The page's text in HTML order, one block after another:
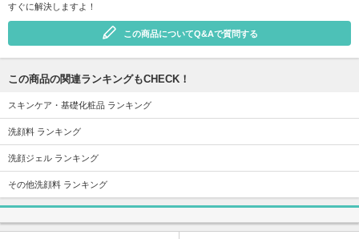
すぐに解決しますよ！
この商品についてQ&Aで質問する
この商品の関連ランキングもCHECK！
スキンケア・基礎化粧品 ランキング
洗顔料 ランキング
洗顔ジェル ランキング
その他洗顔料 ランキング